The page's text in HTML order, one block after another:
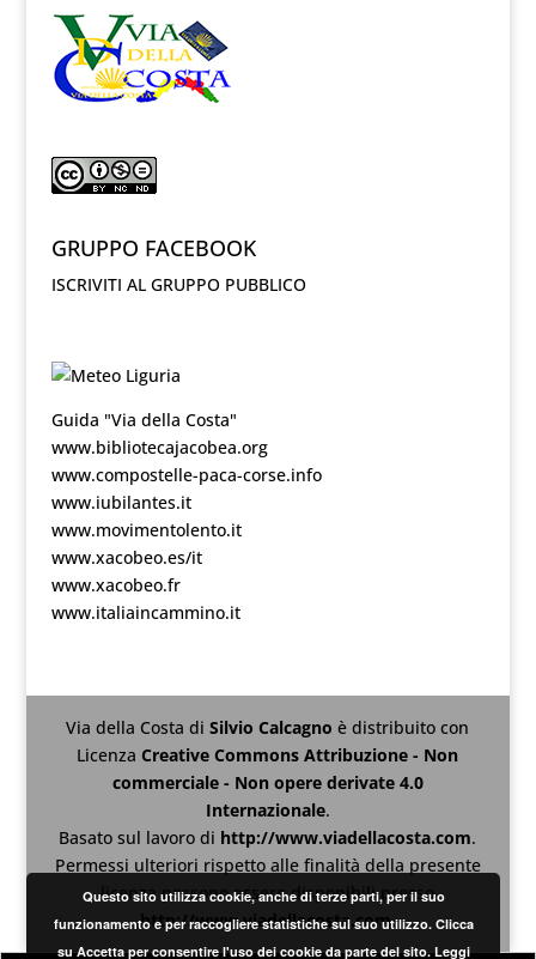
GRUPPO FACEBOOK
ISCRIVITI AL GRUPPO PUBBLICO
Guida "Via della Costa"
www.bibliotecajacobea.org
www.compostelle-paca-corse.info
www.iubilantes.it
www.movimentolento.it
www.xacobeo.es/it
www.xacobeo.fr
www.italiaincammino.it
Via della Costa diSilvio Calcagnoè distribuito con
LicenzaCreative Commons Attribuzione - Non
commerciale - Non opere derivate 4.0
Internazionale.
Basato sul lavoro di http://www.viadellacosta.com.
Permessi ulteriori rispetto alle finalità della presente
licenza possono essere disponibili presso
http://www.viadellacosta.com.
Questo sito utilizza cookie, anche di terze parti, per il suo
funzionamento e per raccogliere statistiche sul suo utilizzo. Clicca
su Accetta per consentire l'uso dei cookie da parte del sito.Leggi